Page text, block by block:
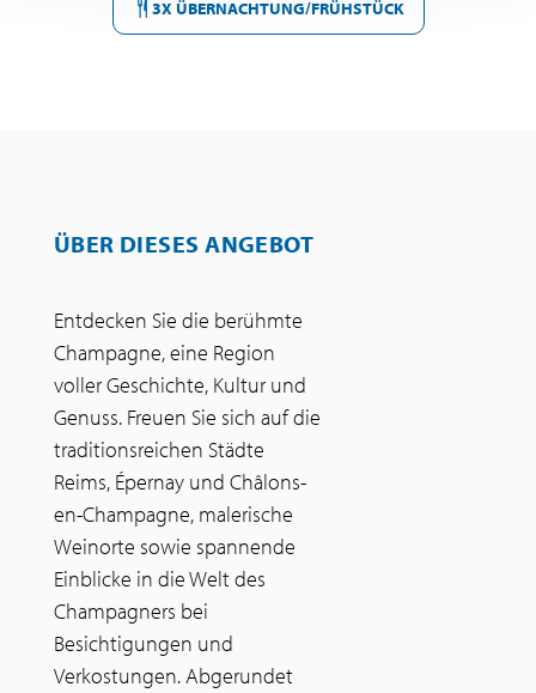
3X ÜBERNACHTUNG/FRÜHSTÜCK
ÜBER DIESES ANGEBOT
Entdecken Sie die berühmte
Champagne, eine Region
voller Geschichte, Kultur und
Genuss. Freuen Sie sich auf die
traditionsreichen Städte
Reims, Épernay und Châlons-
en-Champagne, malerische
Weinorte sowie spannende
Einblicke in die Welt des
Champagners bei
Besichtigungen und
Verkostungen. Abgerundet